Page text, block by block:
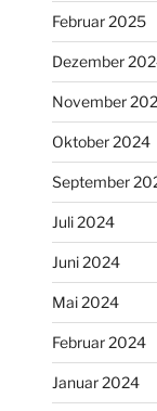
Februar 2025
Dezember
November
Oktober 2024
September
Juli 2024
Juni 2024
Mai 2024
Februar 2024
Januar 2024